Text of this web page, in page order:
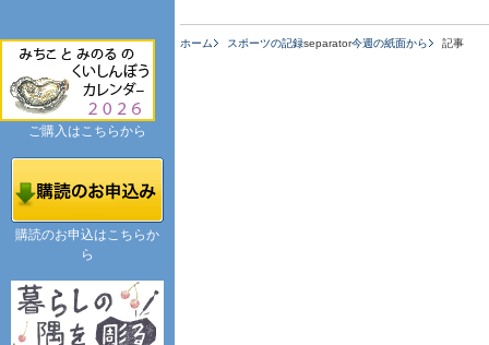
ホーム スポーツの記録separator今週の紙面から 記事
ご購入はこちらから
購読のお申込はこちらか
ら